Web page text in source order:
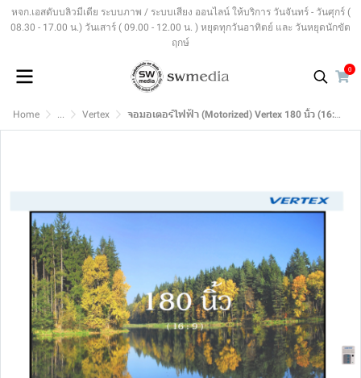
หจก.เอสดับบลิวมีเดีย ระบบภาพ / ระบบเสียง ออนไลน์ ให้บริการ วันจันทร์ - วันศุกร์ (
08.30 - 17.00 น.) วันเสาร์ ( 09.00 - 12.00 น. ) หยุดทุกวันอาทิตย์ และ วันหยุดนักขัต
ฤกษ์
0
Home ... Vertex จอมอเตอร์ไฟฟ้า (Motorized) Vertex 180 นิ้ว (16:9)